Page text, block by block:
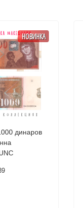
НОВИНКА
динаров